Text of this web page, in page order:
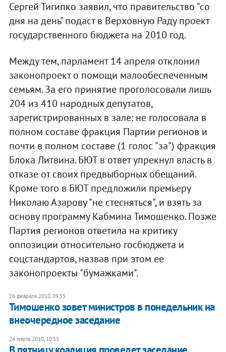
Сергей Тигипко заявил, что правительство "со
дня на день" подаст в Верховную Раду проект
государственного бюджета на 2010 год.
Между тем, парламент 14 апреля отклонил
законопроект о помощи малообеспеченным
семьям. За его принятие проголосовали лишь
204 из 410 народных депутатов,
зарегистрированных в зале: не голосовала в
полном составе фракция Партии регионов и
почти в полном составе (1 голос "за") фракция
Блока Литвина. БЮТ в ответ упрекнул власть в
отказе от своих предвыборных обещаний.
Кроме того в БЮТ предложили премьеру
Николаю Азарову "не стесняться", и взять за
основу программу Кабмина Тимошенко. Позже
Партия регионов ответила на критику
оппозиции относительно госбюджета и
соцстандартов, назвав при этом ее
законопроекты "бумажками".
26 февраля 2010, 09:55
Тимошенко зовет министров в понедельник на
внеочередное заседание
24 марта 2010, 10:55